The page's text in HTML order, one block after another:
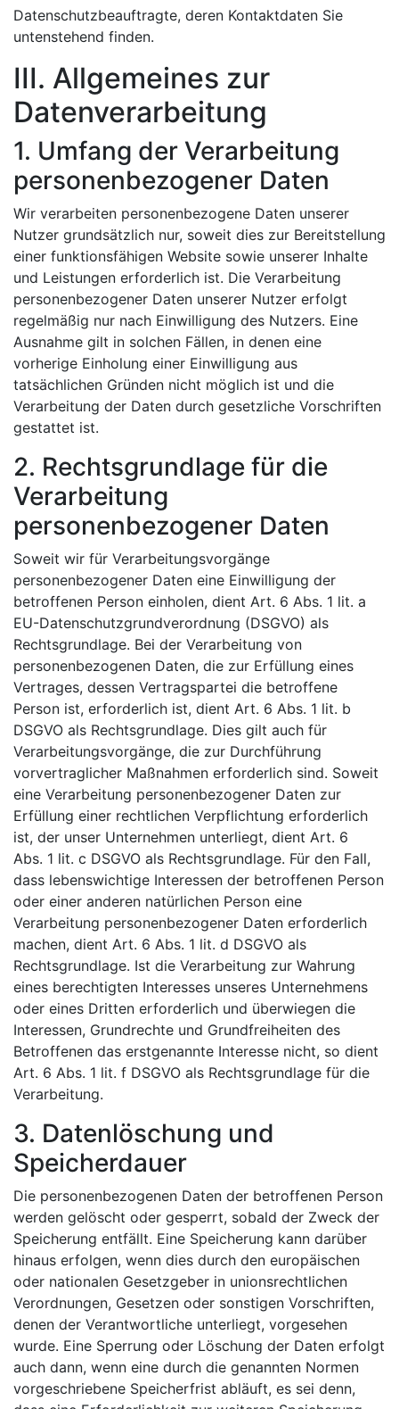
Datenschutzbeauftragte, deren Kontaktdaten Sie
untenstehend finden.
III. Allgemeines zur
Datenverarbeitung
1. Umfang der Verarbeitung
personenbezogener Daten
Wir verarbeiten personenbezogene Daten unserer
Nutzer grundsätzlich nur, soweit dies zur Bereitstellung
einer funktionsfähigen Website sowie unserer Inhalte
und Leistungen erforderlich ist. Die Verarbeitung
personenbezogener Daten unserer Nutzer erfolgt
regelmäßig nur nach Einwilligung des Nutzers. Eine
Ausnahme gilt in solchen Fällen, in denen eine
vorherige Einholung einer Einwilligung aus
tatsächlichen Gründen nicht möglich ist und die
Verarbeitung der Daten durch gesetzliche Vorschriften
gestattet ist.
2. Rechtsgrundlage für die
Verarbeitung
personenbezogener Daten
Soweit wir für Verarbeitungsvorgänge
personenbezogener Daten eine Einwilligung der
betroffenen Person einholen, dient Art. 6 Abs. 1 lit. a
EU-Datenschutzgrundverordnung (DSGVO) als
Rechtsgrundlage. Bei der Verarbeitung von
personenbezogenen Daten, die zur Erfüllung eines
Vertrages, dessen Vertragspartei die betroffene
Person ist, erforderlich ist, dient Art. 6 Abs. 1 lit. b
DSGVO als Rechtsgrundlage. Dies gilt auch für
Verarbeitungsvorgänge, die zur Durchführung
vorvertraglicher Maßnahmen erforderlich sind. Soweit
eine Verarbeitung personenbezogener Daten zur
Erfüllung einer rechtlichen Verpflichtung erforderlich
ist, der unser Unternehmen unterliegt, dient Art. 6
Abs. 1 lit. c DSGVO als Rechtsgrundlage. Für den Fall,
dass lebenswichtige Interessen der betroffenen Person
oder einer anderen natürlichen Person eine
Verarbeitung personenbezogener Daten erforderlich
machen, dient Art. 6 Abs. 1 lit. d DSGVO als
Rechtsgrundlage. Ist die Verarbeitung zur Wahrung
eines berechtigten Interesses unseres Unternehmens
oder eines Dritten erforderlich und überwiegen die
Interessen, Grundrechte und Grundfreiheiten des
Betroffenen das erstgenannte Interesse nicht, so dient
Art. 6 Abs. 1 lit. f DSGVO als Rechtsgrundlage für die
Verarbeitung.
3. Datenlöschung und
Speicherdauer
Die personenbezogenen Daten der betroffenen Person
werden gelöscht oder gesperrt, sobald der Zweck der
Speicherung entfällt. Eine Speicherung kann darüber
hinaus erfolgen, wenn dies durch den europäischen
oder nationalen Gesetzgeber in unionsrechtlichen
Verordnungen, Gesetzen oder sonstigen Vorschriften,
denen der Verantwortliche unterliegt, vorgesehen
wurde. Eine Sperrung oder Löschung der Daten erfolgt
auch dann, wenn eine durch die genannten Normen
vorgeschriebene Speicherfrist abläuft, es sei denn,